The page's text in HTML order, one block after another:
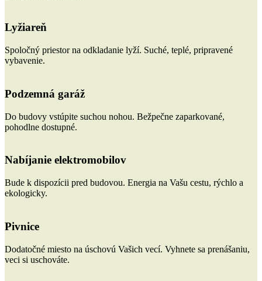
Lyžiareň
Spoločný priestor na odkladanie lyží. Suché, teplé, pripravené
vybavenie.
Podzemná garáž
Do budovy vstúpite suchou nohou. Bežpečne zaparkované,
pohodlne dostupné.
Nabíjanie elektromobilov
Bude k dispozícii pred budovou. Energia na Vašu cestu, rýchlo a
ekologicky.
Pivnice
Dodatočné miesto na úschovú Vašich vecí. Vyhnete sa prenášaniu,
veci si uschováte.